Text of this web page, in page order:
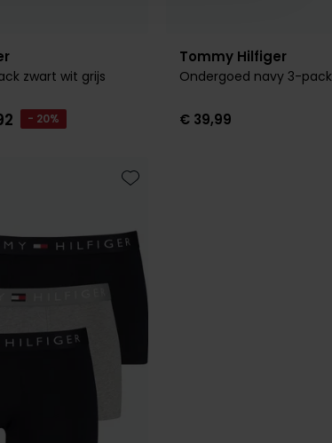
zwart wit grijs
- 20%
Tommy Hilfiger
Ondergoed navy 3-pack
€ 39,99